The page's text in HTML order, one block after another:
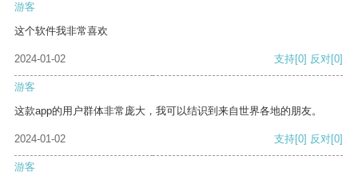
游客
这个软件我非常喜欢
2024-01-02 支持[0] 反对[0]
游客
这款app的用户群体非常庞大，我可以结识到来自世界各地的朋友。
2024-01-02 支持[0] 反对[0]
游客